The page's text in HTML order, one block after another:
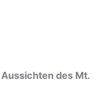
des Mt.